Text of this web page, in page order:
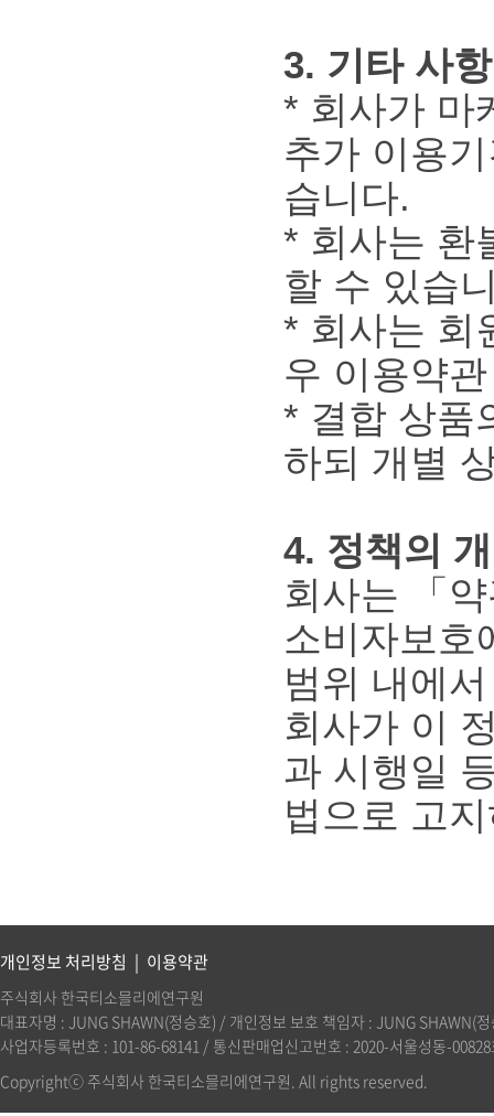
3. 기타 사항
* 회사가 마
추가 이용
습니다.
* 회사는 환
할 수 있습
* 회사는 회
우 이용약
* 결합 상품
하되 개별
4. 정책의
회사는 「
소비자보호
범위 내에
회사가 이
과 시행일
법으로 고
개인정보 처리방침 | 이용약관
주식회사 한국티소믈리에연구원
대표자명 : JUNG SHAWN(정승호) / 개인정보 보호 책임자 : JUNG
사업자등록번호 : 101-86-68141 / 통신판매업신고번호 : 2020-서울성동-
Copyrightⓒ 주식회사 한국티소믈리에연구원. All rights reserved.